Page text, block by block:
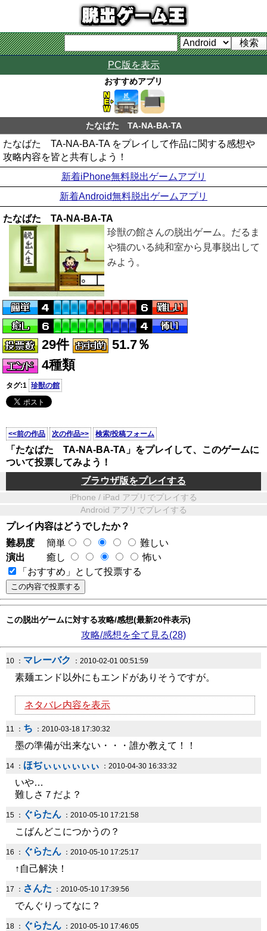
PC版を表示
おすすめアプリ
たなばた TA-NA-BA-TA
たなばた TA-NA-BA-TA をプレイして作品に関する感想や
攻略内容を皆と共有しよう！
新着iPhone無料脱出ゲームアプリ
新着Android無料脱出ゲームアプリ
たなばた TA-NA-BA-TA
珍獣の館さんの脱出ゲーム。だるま
や猫のいる純和室から見事脱出して
みよう。
29件
51.7％
4種類
タグ:1 珍獣の館
<<前の作品 次の作品>> 検索/投稿フォーム
「たなばた TA-NA-BA-TA」をプレイして、このゲームに
ついて投票してみよう！
ブラウザ版をプレイする
iPhone / iPad アプリでプレイする
Android アプリでプレイする
プレイ内容はどうでしたか？
難易度
簡単
難しい
演出
癒し
怖い
「おすすめ」として投票する
この脱出ゲームに対する攻略/感想(最新20件表示)
攻略/感想を全て見る(28)
10 ： マレーバク ：2010-02-01 00:51:59
素麺エンド以外にもエンドがありそうですが。
ネタバレ内容を表示
11 ： ち ：2010-03-18 17:30:32
墨の準備が出来ない・・・誰か教えて！！
14 ： ほぢぃぃぃぃぃぃ ：2010-04-30 16:33:32
いや…
難しさ７だよ？
15 ： ぐらたん ：2010-05-10 17:21:58
こばんどこにつかうの？
16 ： ぐらたん ：2010-05-10 17:25:17
↑自己解決！
17 ： さんた ：2010-05-10 17:39:56
でんぐりってなに？
18 ： ぐらたん ：2010-05-10 17:46:05